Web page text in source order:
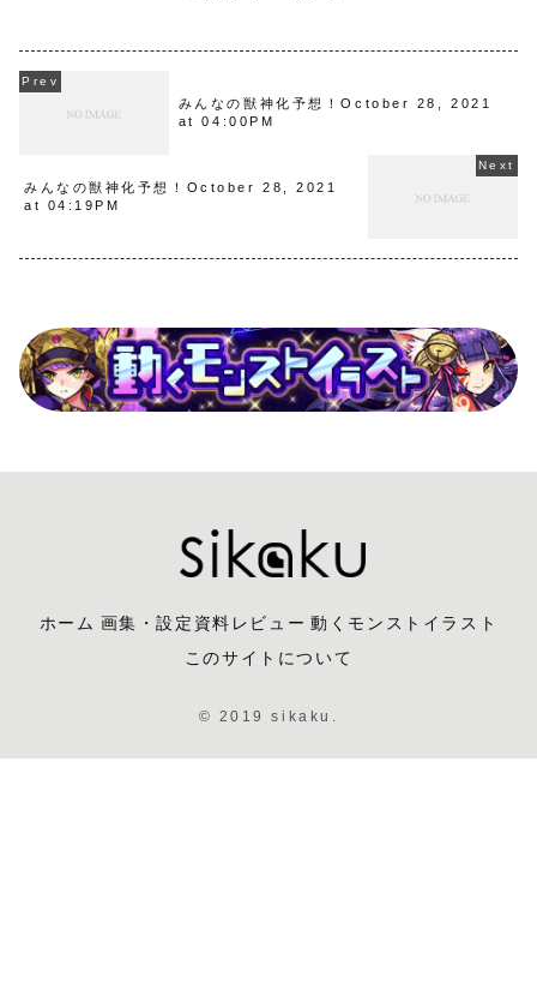
みんなの獣神化予想！October 28, 2021
at 04:00PM
みんなの獣神化予想！October 28, 2021
at 04:19PM
ホーム 画集・設定資料レビュー 動くモンストイラスト
このサイトについて
© 2019 sikaku.